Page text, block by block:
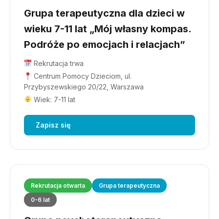
Grupa terapeutyczna dla dzieci w
wieku 7-11 lat „Mój własny kompas.
Podróże po emocjach i relacjach”
Rekrutacja trwa
Centrum Pomocy Dzieciom, ul.
Przybyszewskiego 20/22, Warszawa
Wiek: 7-11 lat
Zapisz się
Rekrutacja otwarta
Grupa terapeutyczna
0-6 lat